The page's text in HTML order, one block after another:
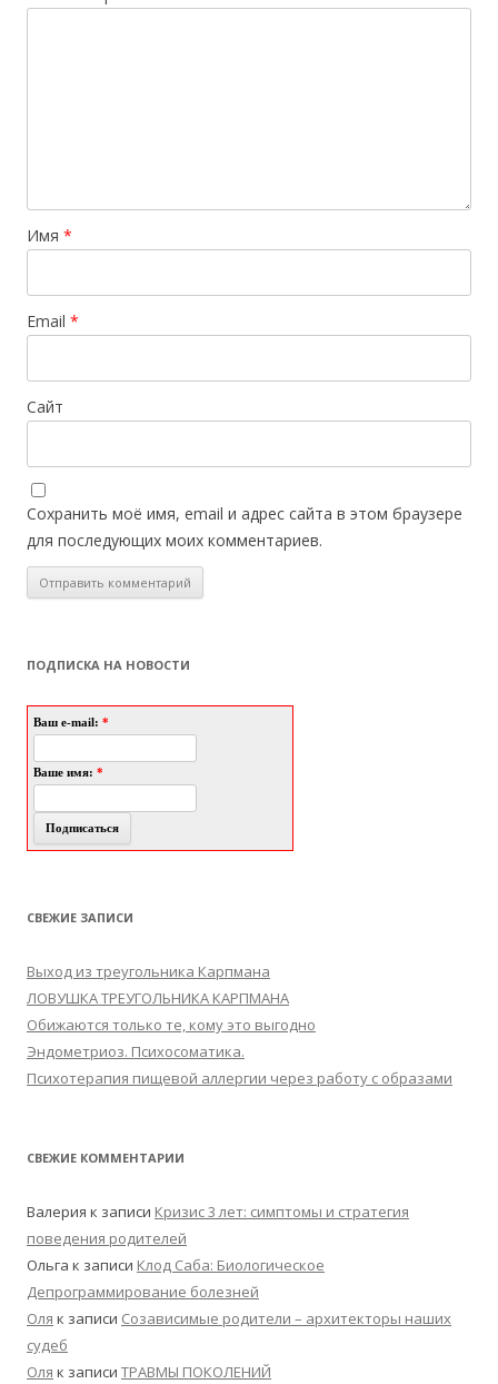
Имя *
Email *
Сайт
Сохранить моё имя, email и адрес сайта в этом браузере
для последующих моих комментариев.
ПОДПИСКА НА НОВОСТИ
Ваш e-mail: *
Ваше имя: *
СВЕЖИЕ ЗАПИСИ
Выход из треугольника Карпмана
ЛОВУШКА ТРЕУГОЛЬНИКА КАРПМАНА
Обижаются только те, кому это выгодно
Эндометриоз. Психосоматика.
Психотерапия пищевой аллергии через работу с образами
СВЕЖИЕ КОММЕНТАРИИ
Валерия к записи Кризис 3 лет: симптомы и стратегия
поведения родителей
Ольга к записи Клод Саба: Биологическое
Депрограммирование болезней
Оля к записи Созависимые родители – архитекторы наших
судеб
Оля к записи ТРАВМЫ ПОКОЛЕНИЙ